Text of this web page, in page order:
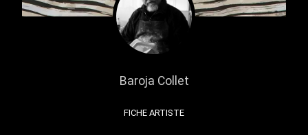
Baroja Collet
FICHE ARTISTE